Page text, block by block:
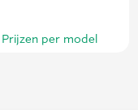
Prijzen per model